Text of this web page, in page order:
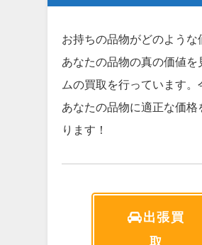
お持ちの品物がどのよう
あなたの品物の真の価値
ムの買取を行っています
あなたの品物に適正な価
ります！
出張買
取